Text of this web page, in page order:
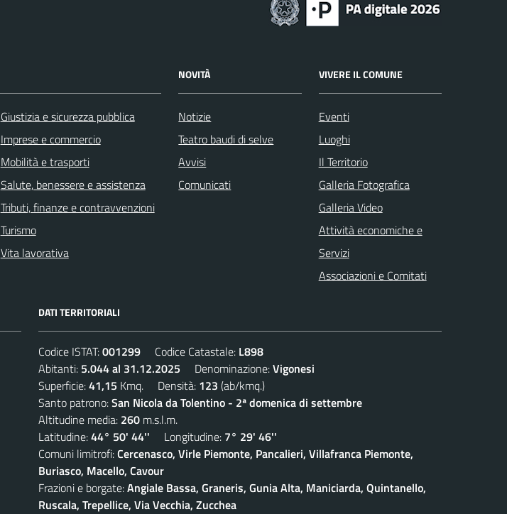
Giustizia e sicurezza pubblica
Imprese e commercio
Mobilità e trasporti
Salute, benessere e assistenza
Tributi, finanze e contravvenzioni
Turismo
Vita lavorativa
NOVITÀ
Notizie
Teatro baudi di selve
Avvisi
Comunicati
VIVERE IL COMUNE
Eventi
Luoghi
Il Territorio
Galleria Fotografica
Galleria Video
Attività economiche e
Servizi
Associazioni e Comitati
DATI TERRITORIALI
Codice ISTAT:001299 Codice Catastale: L898
Abitanti: 5.044 al 31.12.2025 Denominazione:Vigonesi
Superficie:41,15 Kmq. Densità: 123 (ab/kmq.)
Santo patrono:San Nicola da Tolentino - 2ª domenica di settembre
Altitudine media: 260 m.s.l.m.
Latitudine:44° 50' 44'' Longitudine: 7° 29' 46''
Comuni limitrofi:Cercenasco, Virle Piemonte, Pancalieri, Villafranca Piemonte,
Buriasco, Macello, Cavour
Frazioni e borgate:Angiale Bassa, Graneris, Gunia Alta, Maniciarda, Quintanello,
Ruscala, Trepellice, Via Vecchia, Zucchea